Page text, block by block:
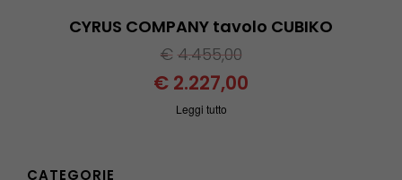
CYRUS COMPANY tavolo CUBIKO
€ 4.455,00
€ 2.227,00
Leggi tutto
CATEGORIE